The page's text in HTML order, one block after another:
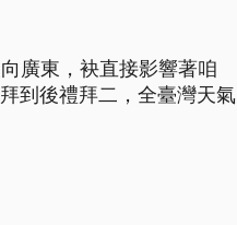
廣東，袂直接影響著咱
到後禮拜二，全臺灣天氣